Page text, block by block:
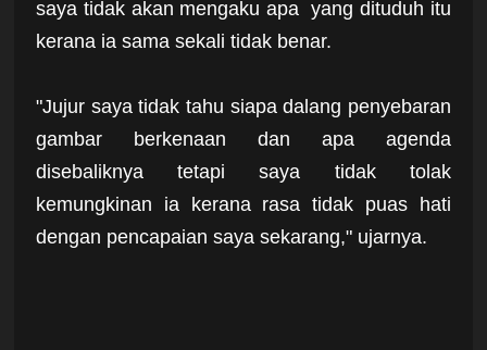
saya tidak akan mengaku apa yang dituduh itu
kerana ia sama sekali tidak benar.
"Jujur saya tidak tahu siapa dalang penyebaran
gambar berkenaan dan apa agenda
disebaliknya tetapi saya tidak tolak
kemungkinan ia kerana rasa tidak puas hati
dengan pencapaian saya sekarang," ujarnya.